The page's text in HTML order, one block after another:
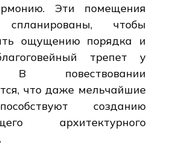
Эти помещения
спланированы, чтобы
ощущению порядка и
трепет у
В повествовании
что даже мельчайшие
созданию
архитектурного